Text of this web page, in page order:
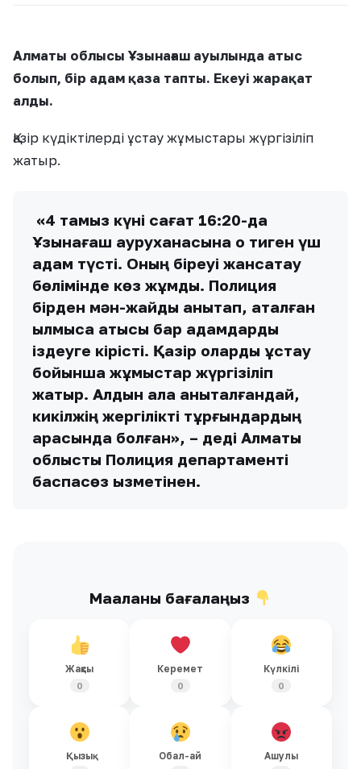
Алматы облысы Ұзынағаш ауылында атыс
болып, бір адам қаза тапты. Екеуі жарақат
алды.
Қазір күдіктілерді ұстау жұмыстары жүргізіліп
жатыр.
«4 тамыз күні сағат 16:20-да
Ұзынағаш ауруханасына оқ тиген үш
адам түсті. Оның біреуі жансақтау
бөлімінде көз жұмды. Полиция
бірден мән-жайды анықтап, аталған
қылмысқа қатысы бар адамдарды
іздеуге кірісті. Қазір оларды ұстау
бойынша жұмыстар жүргізіліп
жатыр. Алдын ала анықталғандай,
кикілжің жергілікті тұрғындардың
арасында болған», – деді Алматы
облыстық Полиция департаменті
баспасөз қызметінен.
Мақаланы бағалаңыз
Жақсы
0
Керемет
0
Күлкілі
0
Қызық Обал-ай Ашулы